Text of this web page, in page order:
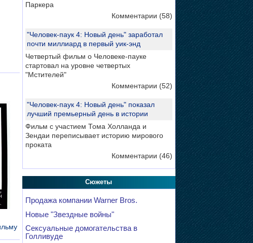
Паркера
Комментарии (58)
"Человек-паук 4: Новый день" заработал
почти миллиард в первый уик-энд
Четвертый фильм о Человеке-пауке
стартовал на уровне четвертых
"Мстителей"
Комментарии (52)
"Человек-паук 4: Новый день" показал
лучший премьерный день в истории
Фильм с участием Тома Холланда и
Зендаи переписывает историю мирового
проката
Комментарии (46)
Сюжеты
Продажа компании Warner Bros.
Новые "Звездные войны"
Сексуальные домогательства в
Голливуде